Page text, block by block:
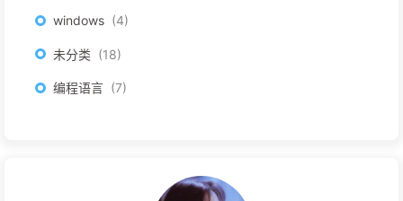
windows 4
未分类 18
编程语言 7